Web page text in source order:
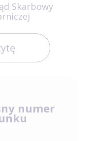
Skarbowy
numer